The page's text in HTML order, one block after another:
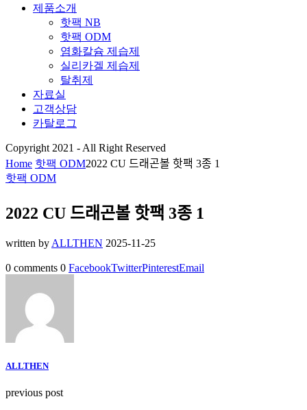
제품소개
핫팩 NB
핫팩 ODM
염화칼슘 제습제
실리카겔 제습제
탈취제
자료실
고객상담
카탈로그
Copyright 2021 - All Right Reserved
Home 핫팩 ODM2022 CU 드래곤볼 핫팩 3종 1
핫팩 ODM
2022 CU 드래곤볼 핫팩 3종 1
written by ALLTHEN 2025-11-25
0 comments 0 FacebookTwitterPinterestEmail
ALLTHEN
previous post